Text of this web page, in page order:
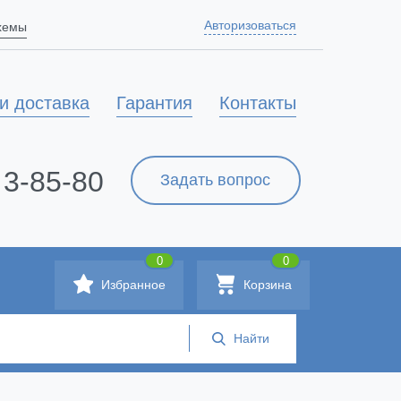
Авторизоваться
Контакты
Гарантия
доставка
Задать вопрос
85-80
Корзина
0
Избранное
0